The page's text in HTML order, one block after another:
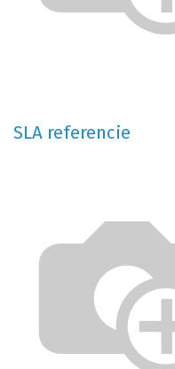
SLA referencie